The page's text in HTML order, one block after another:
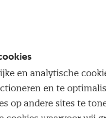
en analytische
en te
op andere sites te